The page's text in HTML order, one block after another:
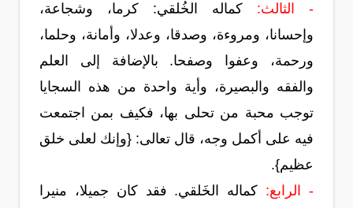
- الثالث: كماله الخُلقي: كرما، وشجاعة،
وإحسانا، ومروءة، وصدقا، وعدلا، وأمانة، وحلما،
ورحمة، وعفوا وصفحا. بالإضافة إلى العلم
والفقه والبصيرة، وأية واحدة من هذه السجايا
توجب محبة من تحلى بها، فكيف بمن اجتمعت
فيه على أكمل وجه، قال تعالى: {وإنك لعلى خلق
عظيم}.
- الرابع: كماله الخَلقي. فقد كان جميلا، منيرا